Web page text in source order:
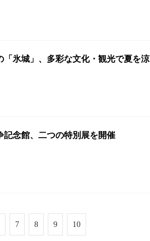
「氷城」、多彩な文化・観光で夏を涼
記念館、二つの特別展を開催
7 8 9 10